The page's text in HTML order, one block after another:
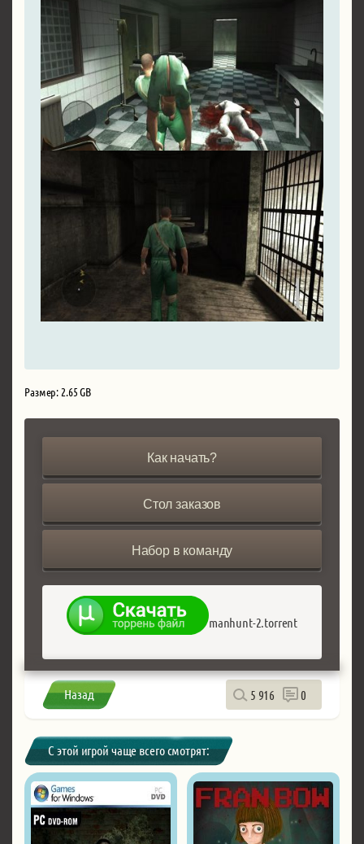
Размер: 2.65 GB
Как начать?
Стол заказов
Набор в команду
manhunt-2.torrent
Назад 5 916 0
С этой игрой чаще всего смотрят: